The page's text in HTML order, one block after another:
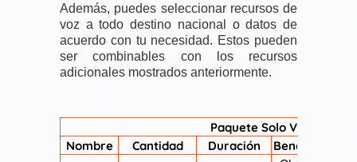
Además, puedes seleccionar recursos de
voz a todo destino nacional o datos de
acuerdo con tu necesidad. Estos pueden
ser combinables con los recursos
adicionales mostrados anteriormente.
Paquete Solo Voz
Nombre
Cantidad Duración Beneficio